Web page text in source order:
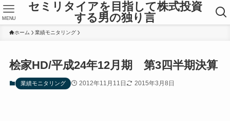
セミリタイアを目指して株式投資
する男の独り言
MENU
ホーム 業績モニタリング
桧家HD/平成24年12月期 第3四半期決算
業績モニタリング 2012年11月11日 2015年3月8日